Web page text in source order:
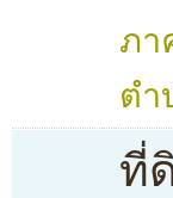
ภา
ตำ
ที่